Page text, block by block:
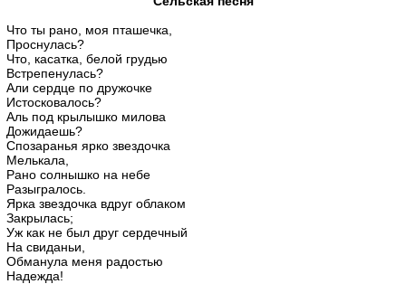
Случайная цитата
Рейтинг русских поэтов
Рейтинг стихотворений
Что ты рано, моя пташечка,
Проснулась?
Что, касатка, белой грудью
Встрепенулась?
Али сердце по дружочке
Истосковалось?
Аль под крылышко милова
Дожидаешь?
Спозаранья ярко звездочка
Мелькала,
Рано солнышко на небе
Разыгралось.
Ярка звездочка вдруг облаком
Закрылась;
Уж как не был друг сердечный
На свиданьи,
Обманула меня радостью
Надежда!